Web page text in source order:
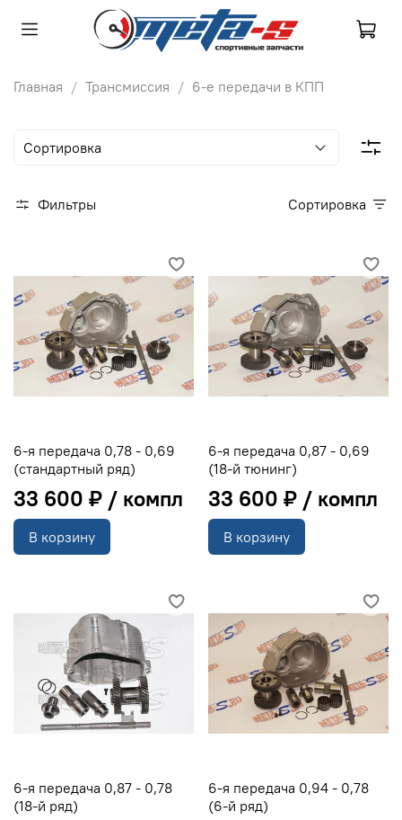
Главная Трансмиссия 6-е передачи в КПП
Фильтры Сортировка
6-я передача 0,78 - 0,69
(стандартный ряд)
33 600 ₽
В корзину
6-я передача 0,87 - 0,69
(18-й тюнинг)
33 600 ₽
В корзину
6-я передача 0,87 - 0,78
(18-й ряд)
6-я передача 0,94 - 0,78
(6-й ряд)